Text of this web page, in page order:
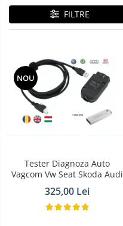
FILTRE
NOU
Tester Diagnoza Auto
Vagcom Vw Seat Skoda Audi
325,00 Lei